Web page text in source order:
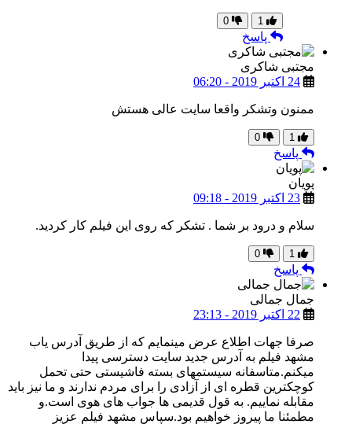
1
0
پاسخ
مجتبی شاکری
24 اکتبر 2019 - 06:20
ممنون وتشکر واقعا سایت عالی هستش
1
0
پاسخ
پویان
23 اکتبر 2019 - 09:18
سلام و درود بر شما . تشکر که روی این فیلم کار کردید.
1
0
پاسخ
جمال جمالی
22 اکتبر 2019 - 23:13
صرفا جهات اطلاع عرض مینمایم که از طریق آدرس یاب
مشهد فیلم به آدرس جدید سایت دسترسی پیدا
میکنم.متاسفانه سیستمهای بسته فاشیستی حتی تحمل
کوچکترین قطره ای از آزادی را برای مردم ندارند و ما نیز باید
مقابله نماییم. به قول قدیمی ها جواب های هوی است.و
مطمئنا ما پیروز خواهیم بود.سپاس مشهد فیلم عزیز